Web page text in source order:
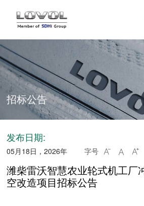
集团简介 公司简介 企业文化
招标公告
发布日期:
05月18日，2026年 字号   
潍柴雷沃智慧农业轮式机工厂
空改造项目招标公告